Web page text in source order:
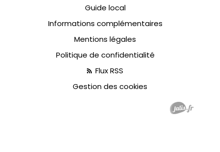
Guide local
Informations complémentaires
Mentions légales
Politique de confidentialité
Flux RSS
Gestion des cookies